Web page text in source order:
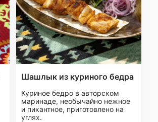
Шашлык из куриного бедра
Куриное бедро в авторском
маринаде, необычайно нежное
и пикантное, приготовлено на
углях.